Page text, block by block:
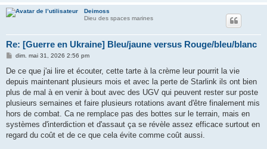
Deimoss
Dieu des spaces marines
Re: [Guerre en Ukraine] Bleu/jaune versus Rouge/bleu/blanc
M
s
a
g
dim. mai 31, 2026 2:56 pm
De ce que j'ai lire et écouter, cette tarte à la crème leur pourrit la vie
depuis maintenant plusieurs mois et avec la perte de Starlink ils ont bien
plus de mal à en venir à bout avec des UGV qui peuvent rester sur poste
plusieurs semaines et faire plusieurs rotations avant d'être finalement mis
hors de combat. Ca ne remplace pas des bottes sur le terrain, mais en
systèmes d'interdiction et d'assaut ça se révèle assez efficace surtout en
regard du coût et de ce que cela évite comme coût aussi.